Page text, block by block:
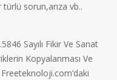
sorun,arıza vb..
Sayılı Fikir Ve Sanat
Kopyalanması Ve
Freeteknoloji.com’daki